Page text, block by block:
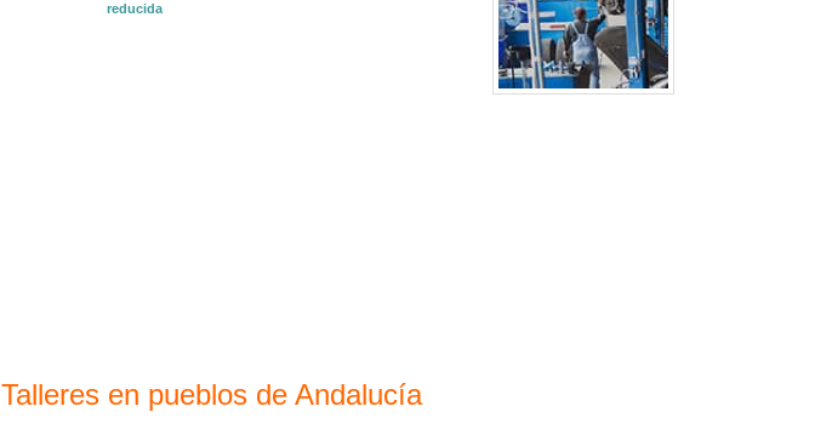
reducida
Talleres en pueblos de Andalucía